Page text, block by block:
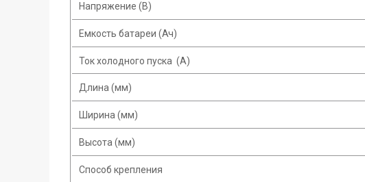
Напряжение (В)
Емкость батареи (Ач)
Ток холодного пуска (A)
Длина (мм)
Ширина (мм)
Высота (мм)
Способ крепления